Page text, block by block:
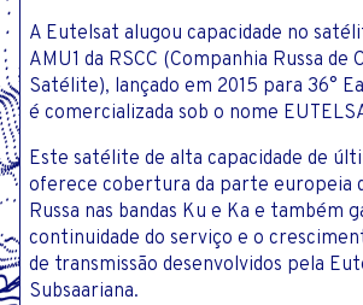
A Eutelsat alugou capacidade no
AMU1 da RSCC (Companhia Russa de
Satélite), lançado em 2015 para 36°
é comercializada sob o nome
Este satélite de alta capacidade de
oferece cobertura da parte europeia
Russa nas bandas Ku e Ka e também
continuidade do serviço e o
de transmissão desenvolvidos pela
Subsaariana.